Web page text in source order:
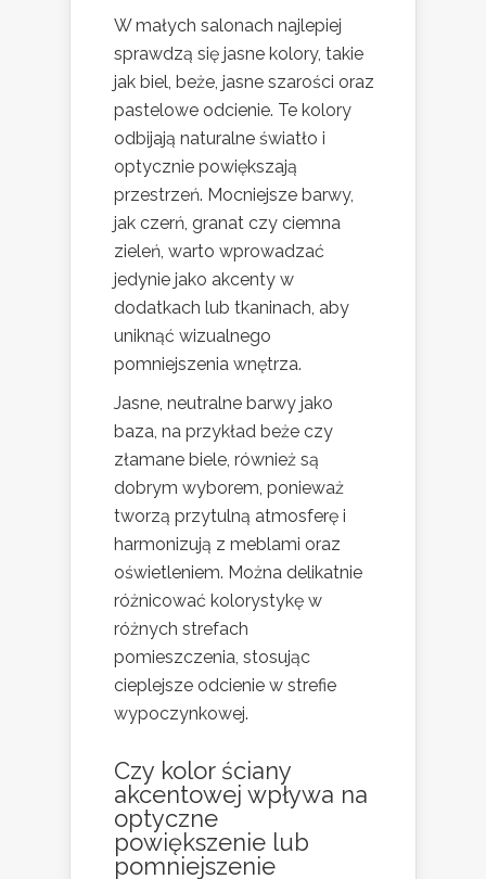
W małych salonach najlepiej
sprawdzą się jasne kolory, takie
jak biel, beże, jasne szarości oraz
pastelowe odcienie. Te kolory
odbijają naturalne światło i
optycznie powiększają
przestrzeń. Mocniejsze barwy,
jak czerń, granat czy ciemna
zieleń, warto wprowadzać
jedynie jako akcenty w
dodatkach lub tkaninach, aby
uniknąć wizualnego
pomniejszenia wnętrza.
Jasne, neutralne barwy jako
baza, na przykład beże czy
złamane biele, również są
dobrym wyborem, ponieważ
tworzą przytulną atmosferę i
harmonizują z meblami oraz
oświetleniem. Można delikatnie
różnicować kolorystykę w
różnych strefach
pomieszczenia, stosując
cieplejsze odcienie w strefie
wypoczynkowej.
Czy kolor ściany
akcentowej wpływa na
optyczne
powiększenie lub
pomniejszenie